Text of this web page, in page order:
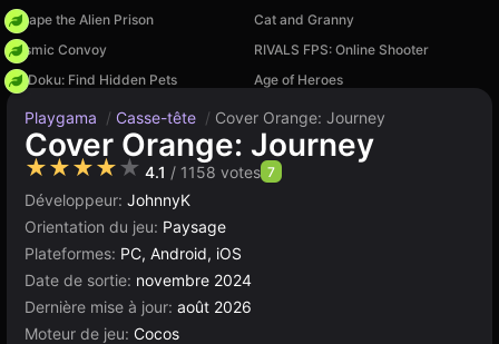
Escape the Alien Prison
Cat and Granny
Cosmic Convoy
RIVALS FPS: Online Shooter
PetDoku: Find Hidden Pets
Age of Heroes
Playgama / Casse-tête / Cover Orange: Journey
Cover Orange: Journey
★★★★★ 4.1 / 1158 votes 7
Développeur: JohnnyK
Orientation du jeu: Paysage
Plateformes: PC, Android, iOS
Date de sortie: novembre 2024
Dernière mise à jour: août 2026
Moteur de jeu: Cocos